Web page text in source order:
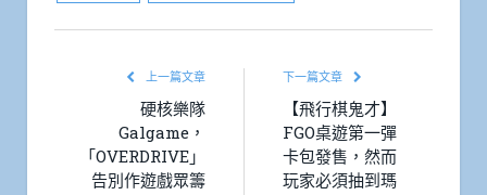
上一篇文章
硬核樂隊
Galgame，
「OVERDRIVE」
告別作遊戲眾籌
下一篇文章
【飛行棋鬼才】
FGO桌遊第一彈
卡包發售，然而
玩家必須抽到瑪